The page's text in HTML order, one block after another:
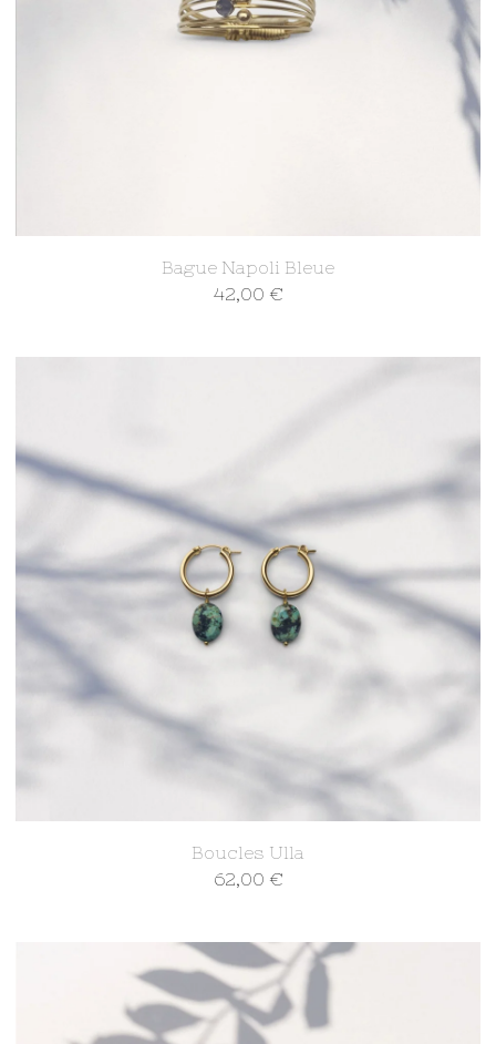
Bague Napoli Bleue
42,00 €
Boucles Ulla
62,00 €